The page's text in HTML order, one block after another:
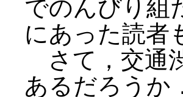
でのんびり組
にあった読者
さて，交通
あるだろうか